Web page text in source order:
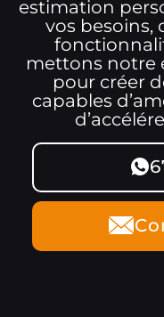
estimation
vos besoins,
mettons notre
pour créer
capables